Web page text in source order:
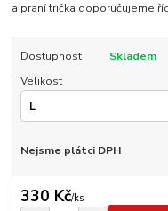
a praní trička doporučujeme
Dostupnost
Skladem
Velikost
Nejsme plátci DPH
330 Kč/ks